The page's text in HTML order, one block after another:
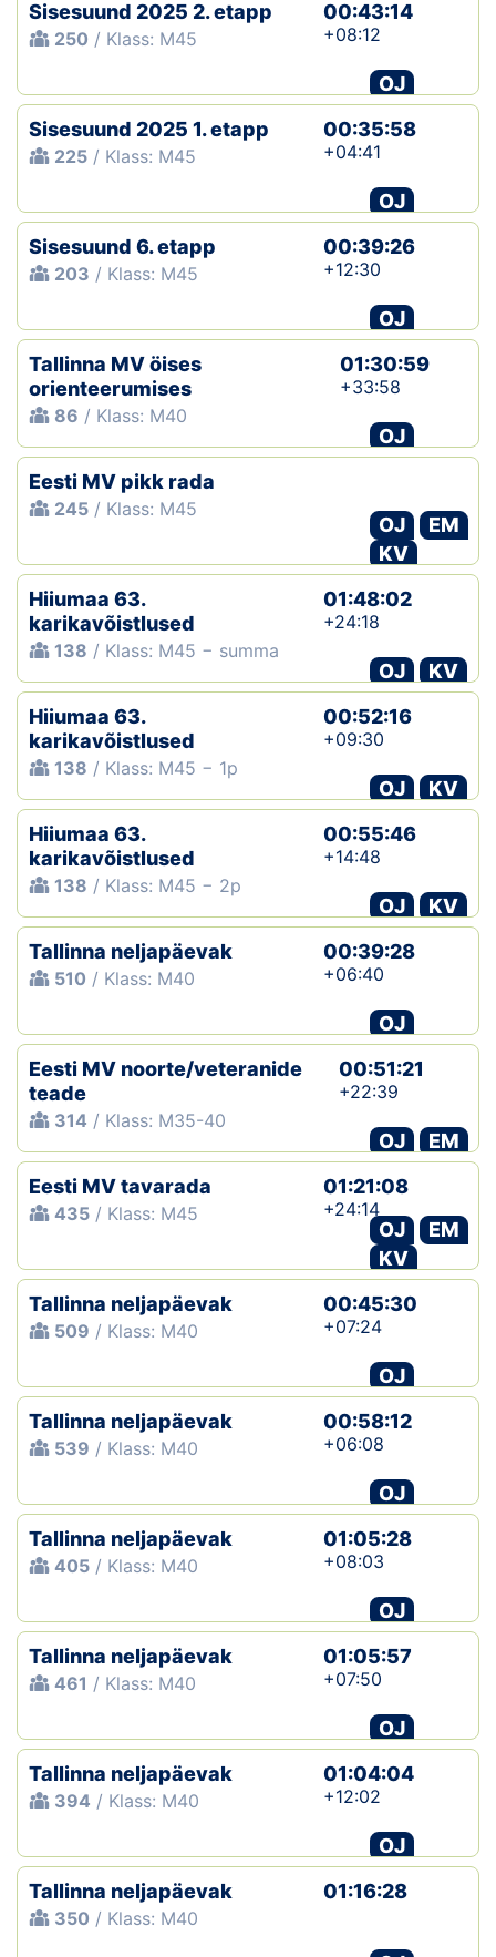
Sisesuund 2025 2. etapp
250 / Klass: M45
00:43:14
+08:12
OJ
Sisesuund 2025 1. etapp
225 / Klass: M45
00:35:58
+04:41
OJ
Sisesuund 6. etapp
203 / Klass: M45
00:39:26
+12:30
OJ
Tallinna MV öises
orienteerumises
86 / Klass: M40
01:30:59
+33:58
OJ
Eesti MV pikk rada
245 / Klass: M45
OJ
EM
KV
Hiiumaa 63.
karikavõistlused
138 / Klass: M45 − summa
01:48:02
+24:18
OJ
KV
Hiiumaa 63.
karikavõistlused
138 / Klass: M45 − 1p
00:52:16
+09:30
OJ
KV
Hiiumaa 63.
karikavõistlused
138 / Klass: M45 − 2p
00:55:46
+14:48
OJ
KV
Tallinna neljapäevak
510 / Klass: M40
00:39:28
+06:40
OJ
Eesti MV noorte/veteranide
teade
314 / Klass: M35-40
00:51:21
+22:39
OJ
EM
Eesti MV tavarada
435 / Klass: M45
01:21:08
+24:14
OJ
EM
KV
Tallinna neljapäevak
509 / Klass: M40
00:45:30
+07:24
OJ
Tallinna neljapäevak
539 / Klass: M40
00:58:12
+06:08
OJ
Tallinna neljapäevak
405 / Klass: M40
01:05:28
+08:03
OJ
Tallinna neljapäevak
461 / Klass: M40
01:05:57
+07:50
OJ
Tallinna neljapäevak
394 / Klass: M40
01:04:04
+12:02
OJ
Tallinna neljapäevak
350 / Klass: M40
01:16:28